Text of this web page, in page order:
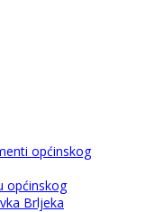
općinskog
općinskog
Brljeka